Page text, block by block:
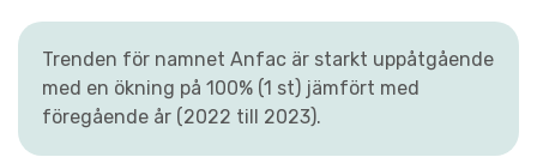
Trenden för namnet Anfac är starkt uppåtgående
med en ökning på 100% (1 st) jämfört med
föregående år (2022 till 2023).